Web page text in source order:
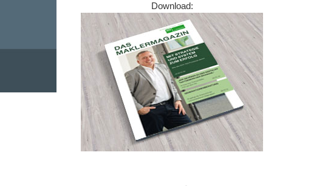
Download: